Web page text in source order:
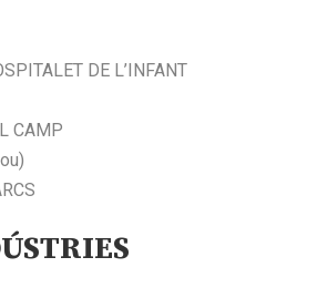
DE L’INFANT
CAMP